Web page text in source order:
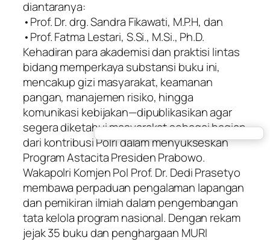
diantaranya:
•Prof. Dr. drg. Sandra Fikawati, M.P.H, dan
•Prof. Fatma Lestari, S.Si., M.Si., Ph.D.
Kehadiran para akademisi dan praktisi lintas
bidang memperkaya substansi buku ini,
mencakup gizi masyarakat, keamanan
pangan, manajemen risiko, hingga
komunikasi kebijakan—dipublikasikan agar
segera diketahui masyarakat sebagai bagian
dari kontribusi Polri dalam menyukseskan
Program Astacita Presiden Prabowo.
Wakapolri Komjen Pol Prof. Dr. Dedi Prasetyo
membawa perpaduan pengalaman lapangan
dan pemikiran ilmiah dalam pengembangan
tata kelola program nasional. Dengan rekam
jejak 35 buku dan penghargaan MURI